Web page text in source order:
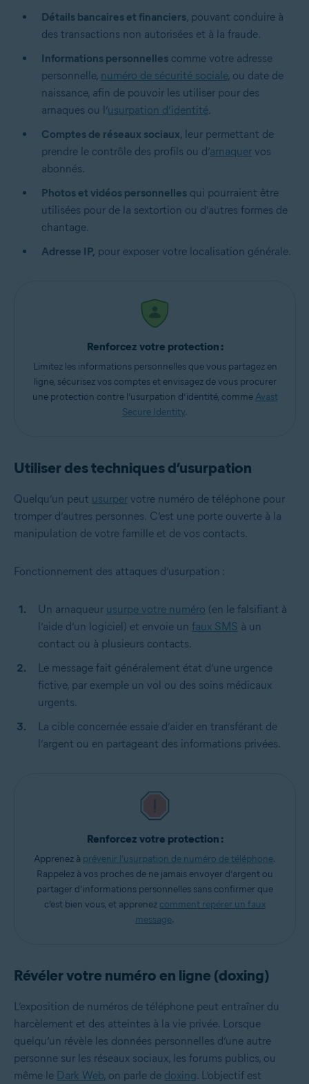
Détails bancaires et financiers, pouvant conduire à
des transactions non autorisées et à la fraude.
Informations personnelles comme votre adresse
personnelle, numéro de sécurité sociale, ou date de
naissance, afin de pouvoir les utiliser pour des
arnaques ou l’usurpation d’identité.
Comptes de réseaux sociaux, leur permettant de
prendre le contrôle des profils ou d’arnaquer vos
abonnés.
Photos et vidéos personnelles qui pourraient être
utilisées pour de la sextortion ou d’autres formes de
chantage.
Adresse IP, pour exposer votre localisation générale.
Renforcez votre protection :
Limitez les informations personnelles que vous partagez en
ligne, sécurisez vos comptes et envisagez de vous procurer
une protection contre l’usurpation d’identité, comme Avast
Secure Identity.
Utiliser des techniques d’usurpation
Quelqu’un peut usurper votre numéro de téléphone pour
tromper d’autres personnes. C’est une porte ouverte à la
manipulation de votre famille et de vos contacts.
Fonctionnement des attaques d’usurpation :
Un arnaqueur usurpe votre numéro (en le falsifiant à
l’aide d’un logiciel) et envoie un faux SMS à un
contact ou à plusieurs contacts.
Le message fait généralement état d’une urgence
fictive, par exemple un vol ou des soins médicaux
urgents.
La cible concernée essaie d’aider en transférant de
l’argent ou en partageant des informations privées.
Renforcez votre protection :
Apprenez à prévenir l’usurpation de numéro de téléphone.
Rappelez à vos proches de ne jamais envoyer d’argent ou
partager d’informations personnelles sans confirmer que
c’est bien vous, et apprenez comment repérer un faux
message.
Révéler votre numéro en ligne (doxing)
L’exposition de numéros de téléphone peut entraîner du
harcèlement et des atteintes à la vie privée. Lorsque
quelqu’un révèle les données personnelles d’une autre
personne sur les réseaux sociaux, les forums publics, ou
même le Dark Web, on parle de doxing. L’objectif est